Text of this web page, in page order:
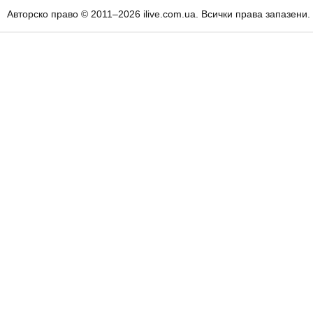
Авторско право © 2011–2026 ilive.com.ua. Всички права запазени.